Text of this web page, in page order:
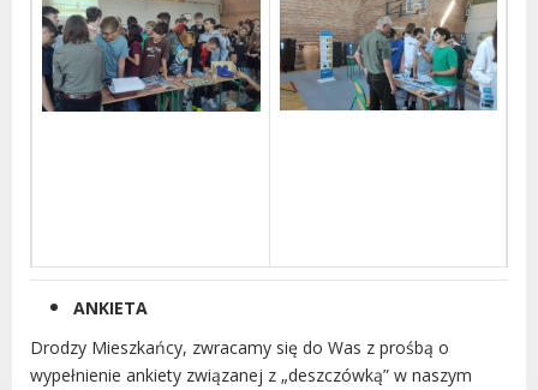
ANKIETA
Drodzy Mieszkańcy, zwracamy się do Was z prośbą o
wypełnienie ankiety związanej z „deszczówką” w naszym